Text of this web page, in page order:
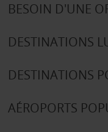
BESOIN D'UNE
DESTINATIONS
DESTINATIONS
AÉROPORTS